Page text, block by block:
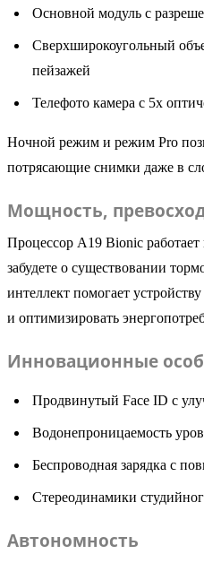
Основной модуль с
Сверхширокоугольный
пейзажей
Телефото камера с 5x
Ночной режим и режим Pro
потрясающие снимки даже в
Мощность,
Процессор A19 Bionic
забудете о существовании
интеллект помогает
и оптимизировать
Инновационные
Продвинутый Face ID с
Водонепроницаемость
Беспроводная зарядка с
Стереодинамики
Автономность